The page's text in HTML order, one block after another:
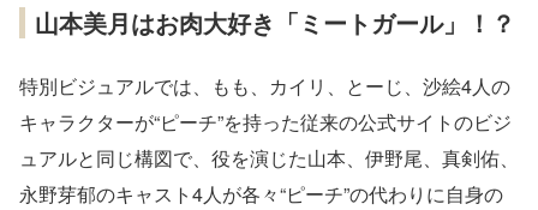
山本美月はお肉大好き「ミートガール」！？
特別ビジュアルでは、もも、カイリ、とーじ、沙絵4人の
キャラクターが“ピーチ”を持った従来の公式サイトのビジ
ュアルと同じ構図で、役を演じた山本、伊野尾、真剣佑、
永野芽郁のキャスト4人が各々“ピーチ”の代わりに自身の